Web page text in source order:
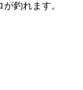
釣れます。